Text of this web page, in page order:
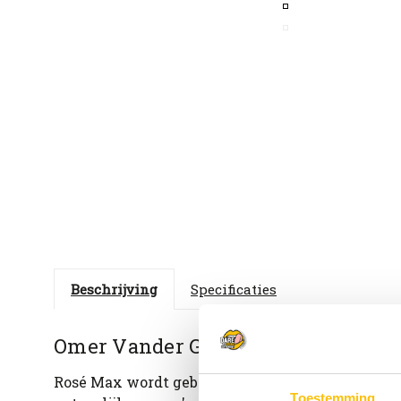
Toestemming
Beschrijving Specificaties
Omer Vander Ghinste Rosé Max
Rosé Max wordt gebrouwen op basis van